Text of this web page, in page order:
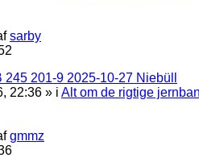
sarby
201-9 2025-10-27 Niebüll
22:36 » i Alt om de rigtige
gmmz